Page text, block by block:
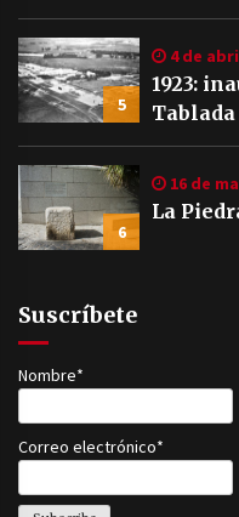
Civil
5
4 de
1923:
Tablada
6
16 de
La
Suscríbete
Nombre*
Correo electrónico*